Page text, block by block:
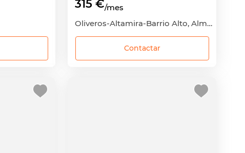
315 €/mes
Oliveros-Altamira-Barrio Alto, Almería Capital, Almería
Contactar